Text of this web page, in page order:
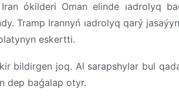
ókilderi Oman elinde ıadrolyq
Tramp Irannyń ıadrolyq qarý
eskertti.
bildirgen joq. Al sarapshylar bul
dep baǵalap otyr.